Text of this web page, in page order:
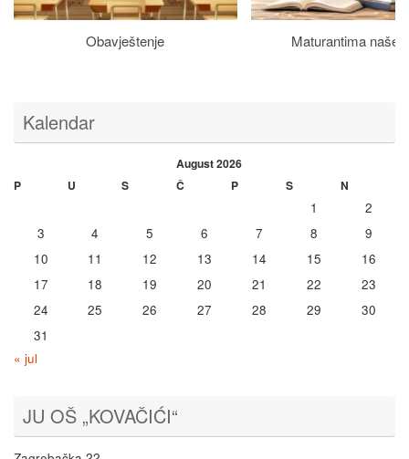
Obavještenje Maturantima naše
Kalendar
August 2026
P
U S Č P S N
1
2
3
4 5 6 7 8
9
10
11 12 13 14 15
16
17
18 19 20 21 22
23
24
25 26 27 28 29
30
31
« jul
JU OŠ „KOVAČIĆI“